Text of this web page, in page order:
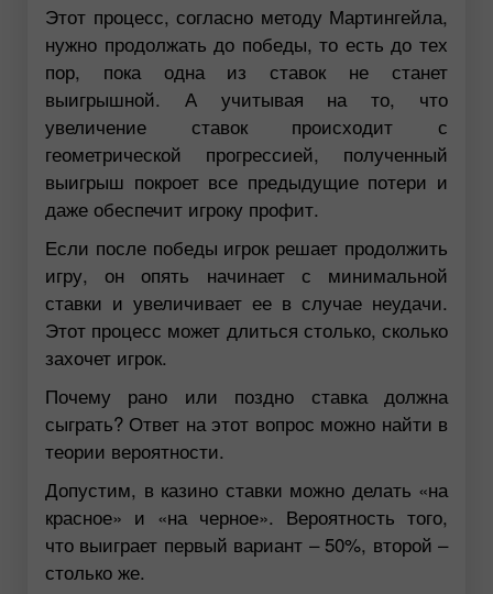
Этот процесс, согласно методу Мартингейла,
нужно продолжать до победы, то есть до тех
пор, пока одна из ставок не станет
выигрышной. А учитывая на то, что
увеличение ставок происходит с
геометрической прогрессией, полученный
выигрыш покроет все предыдущие потери и
даже обеспечит игроку профит.
Если после победы игрок решает продолжить
игру, он опять начинает с минимальной
ставки и увеличивает ее в случае неудачи.
Этот процесс может длиться столько, сколько
захочет игрок.
Почему рано или поздно ставка должна
сыграть? Ответ на этот вопрос можно найти в
теории вероятности.
Допустим, в казино ставки можно делать «на
красное» и «на черное». Вероятность того,
что выиграет первый вариант – 50%, второй –
столько же.